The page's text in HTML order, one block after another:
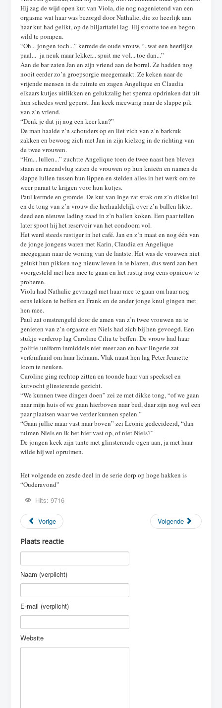
Hij zag de wijd open kut van Viola, die nog nagenietend van een
orgasme wat haar was bezorgd door Nathalie, die zo heerlijk aan
haar kut had gelikt, op de biljarttafel lag. Hij stootte toe en begon
wild te pompen.
“Oh... jongen toch...” kermde de oude vrouw, “..wat een heerlijke
paal... ja neuk maar lekker... spuit me vol... toe dan...”
Aan de bar zaten Jan en zijn vriend aan de borrel. Ze hadden nog
nooit eerder zo’n groepsorgie meegemaakt. Ze keken naar de
vrijende mensen in de ruimte en zagen Angelique en Claudia
elkaars kutjes uitlikken en gelukzalig het sperma opdrinken dat uit
hun schedes werd geperst. Jan keek meewarig naar de slappe pik
van z’n vriend.
“Denk je dat jij nog een keer kan?”
De man haalde z’n schouders op en liet zich van z’n barkruk
zakken en bewoog zich met Jan in zijn kielzog in de richting van
de twee vrouwen.
“Hm... lullen...” zuchtte Angelique toen de twee naast hen bleven
staan en razendvlug zaten de vrouwen op hun knieën en namen de
slappe lullen tussen hun lippen en stelden alles in het werk om ze
weer paraat te krijgen voor hun kutjes.
Paul kermde en gromde. De kut van Inge zat strak om z’n dikke lul
en de tong van z’n vrouw die herhaaldelijk over z’n ballen likte,
deed een nieuwe lading zaad in z’n ballen koken. Een paar tellen
later spoot hij het reservoir van het condoom vol.
Het werd steeds rustiger in het café. Jan en z’n maat en nog één van
de jonge jongens waren met Karin, Claudia en Angelique
meegegaan naar de woning van de laatste. Het was de vrouwen niet
gelukt hun pikken nog nieuw leven in te blazen, dus werd aan hen
voorgesteld met hen mee te gaan en het rustig nog eens opnieuw te
proberen.
Viola had Nathalie gevraagd met haar mee te gaan om haar nog
eens lekken te beffen en Frank en de ander jonge knul gingen met
hen mee.
Paul zat omstrengeld door de amen van z’n twee vrouwen na te
genieten van z’n orgasme en Niels had zich bij hen gevoegd. Een
stukje verderop lag Caroline Cilia te beffen. De vrouw had haar
politie-uniform inmiddels niet meer aan en haar lingerie zat
verfomfaaid om haar lichaam. Vlak naast hen lag Peter Jeanette
loom te neuken.
Caroline ging rechtop zitten en toonde haar van speeksel en
kutvocht glinsterende gezicht.
“We kunnen twee dingen doen” zei ze met dikke tong, “of we gaan
naar mijn huis of we gaan hierboven naar bed, daar zijn nog wel een
paar plaatsen waar we verder kunnen spelen.”
“Gaan jullie maar vast naar boven” zei Leonie gedecideerd, “dan
ruimen Niels en ik het hier vast op, of niet Niels?”
De jongen keek zijn tante met glinsterende ogen aan, ja met haar
wilde hij wel opruimen.
Het volgende en zesde deel in de serie dorp op hoge hakken is
“Ouderavond”
Hits: 9716
Vorige Volgende
Plaats reactie
Naam (verplicht)
E-mail (verplicht)
Website